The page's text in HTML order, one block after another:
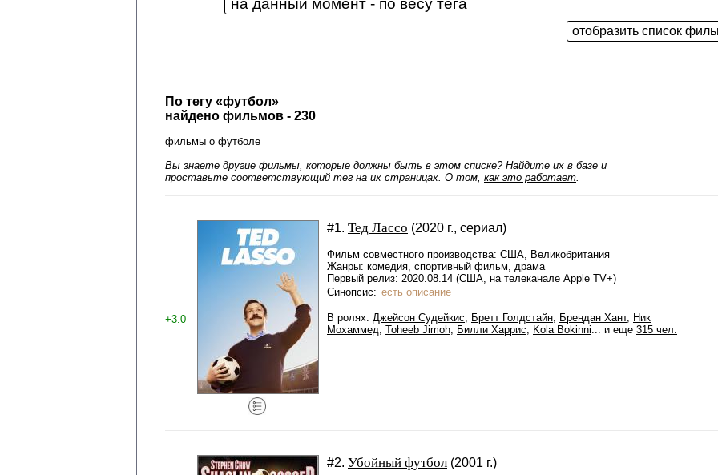
По тегу «футбол»
найдено фильмов - 230
фильмы о футболе
Вы знаете другие фильмы, которые должны быть в этом списке? Найдите их в базе и
проставьте соответствующий тег на их страницах. О том, как это работает.
+3.0
#1. Тед Лассо (2020 г., сериал)
Фильм совместного производства: США, Великобритания
Жанры: комедия, спортивный фильм, драма
Первый релиз: 2020.08.14 (США, на телеканале Apple TV+)
Синопсис: есть описание
В ролях: Джейсон Судейкис, Бретт Голдстайн, Брендан Хант, Ник
Мохаммед, Toheeb Jimoh, Билли Харрис, Kola Bokinni... и еще 315 чел.
#2. Убойный футбол (2001 г.)